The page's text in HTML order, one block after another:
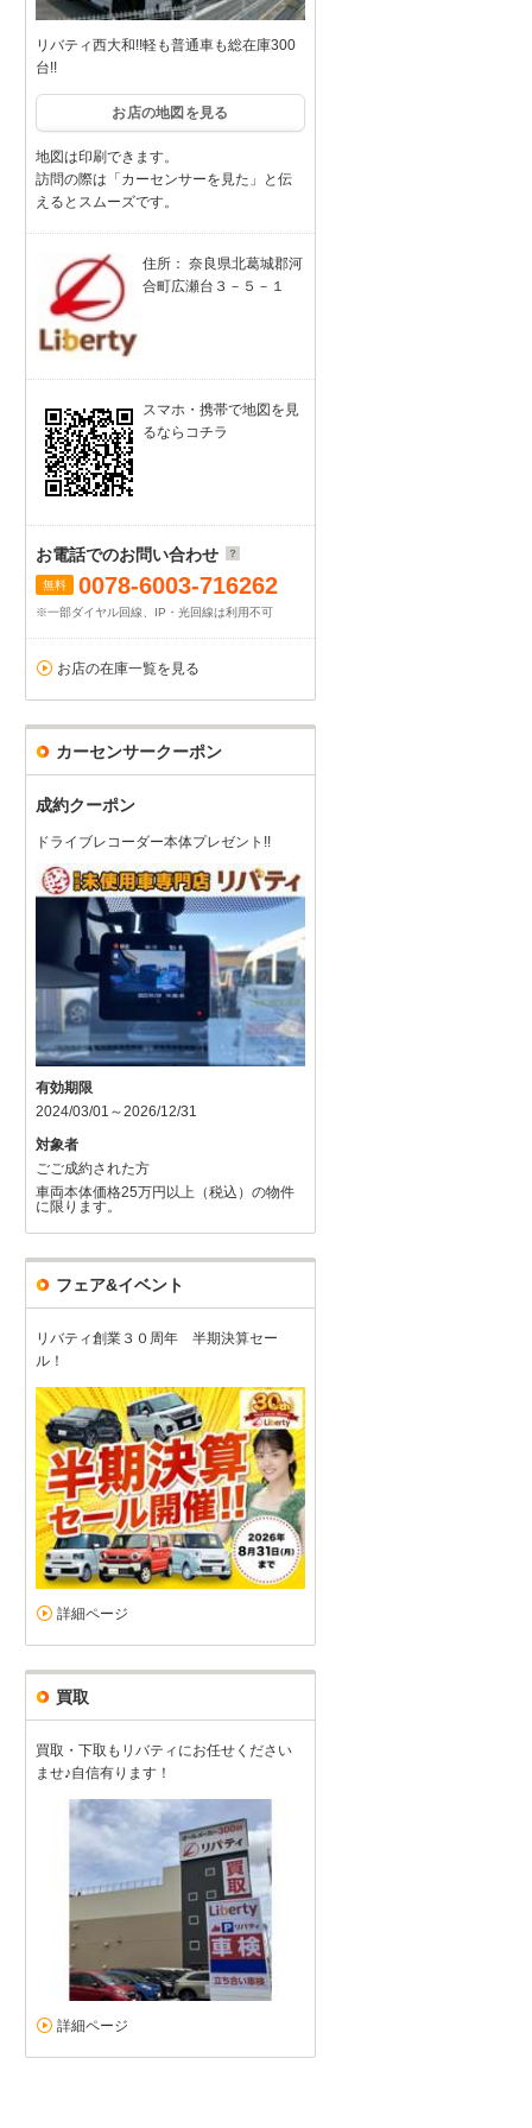
リバティ西大和!!軽も普通車も総在庫300
台!!
お店の地図を見る
地図は印刷できます。
訪問の際は「カーセンサーを見た」と伝
えるとスムーズです。
住所： 奈良県北葛城郡河
合町広瀬台３－５－１
スマホ・携帯で地図を見
るならコチラ
お電話でのお問い合わせ
無料 0078-6003-716262
※一部ダイヤル回線、IP・光回線は利用不可
お店の在庫一覧を見る
カーセンサークーポン
成約クーポン
ドライブレコーダー本体プレゼント!!
有効期限
2024/03/01～2026/12/31
対象者
ごご成約された方
車両本体価格25万円以上（税込）の物件
に限ります。
フェア&イベント
リバティ創業３０周年 半期決算セー
ル！
詳細ページ
買取
買取・下取もリバティにお任せください
ませ♪自信有ります！
詳細ページ